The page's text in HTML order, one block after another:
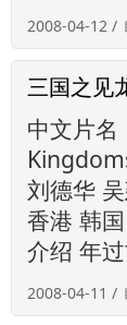
2008-04-12 /
三国之见
中文片
刘德华
香港 韩
介绍 年
2008-04-11 /